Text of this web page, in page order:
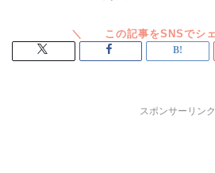
スポンサーリンク